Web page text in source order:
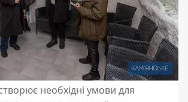
необхідні умови для